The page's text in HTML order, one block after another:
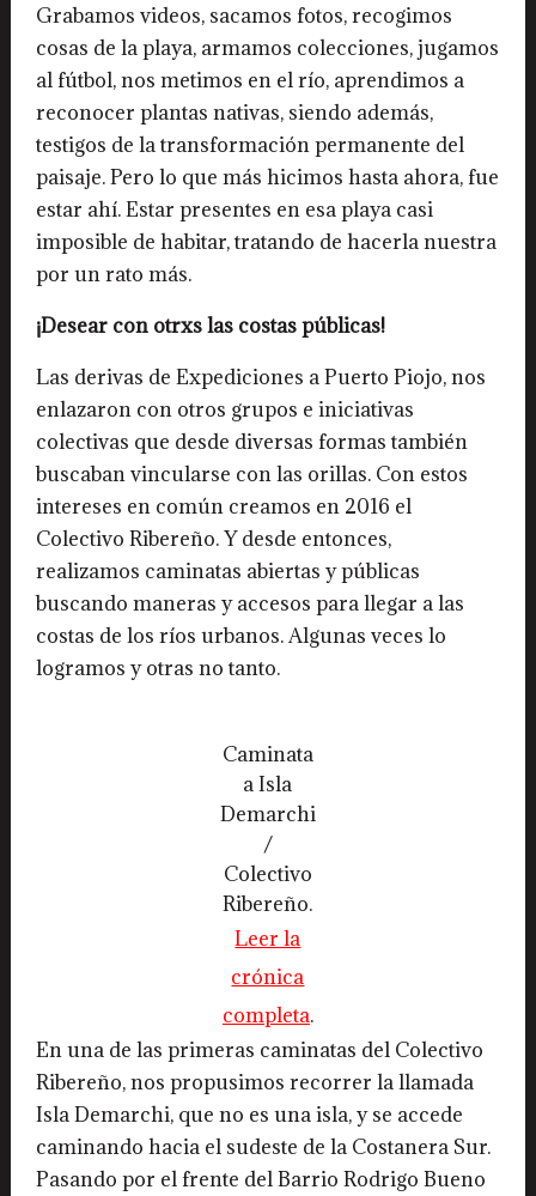
Grabamos videos, sacamos fotos, recogimos
cosas de la playa, armamos colecciones, jugamos
al fútbol, nos metimos en el río, aprendimos a
reconocer plantas nativas, siendo además,
testigos de la transformación permanente del
paisaje. Pero lo que más hicimos hasta ahora, fue
estar ahí. Estar presentes en esa playa casi
imposible de habitar, tratando de hacerla nuestra
por un rato más.
¡Desear con otrxs las costas públicas!
Las derivas de Expediciones a Puerto Piojo, nos
enlazaron con otros grupos e iniciativas
colectivas que desde diversas formas también
buscaban vincularse con las orillas. Con estos
intereses en común creamos en 2016 el
Colectivo Ribereño. Y desde entonces,
realizamos caminatas abiertas y públicas
buscando maneras y accesos para llegar a las
costas de los ríos urbanos. Algunas veces lo
logramos y otras no tanto.
Caminata
a Isla
Demarchi
/
Colectivo
Ribereño.
Leer la
crónica
completa.
En una de las primeras caminatas del Colectivo
Ribereño, nos propusimos recorrer la llamada
Isla Demarchi, que no es una isla, y se accede
caminando hacia el sudeste de la Costanera Sur.
Pasando por el frente del Barrio Rodrigo Bueno